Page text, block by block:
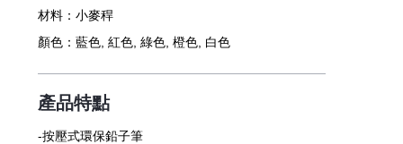
材料： 小麥稈
顏色： 藍色, 紅色, 綠色, 橙色, 白色
產品特點
-按壓式環保鉛子筆